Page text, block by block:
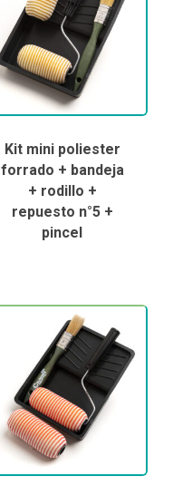
Kit mini poliester
forrado + bandeja
+ rodillo +
repuesto n°5 +
pincel